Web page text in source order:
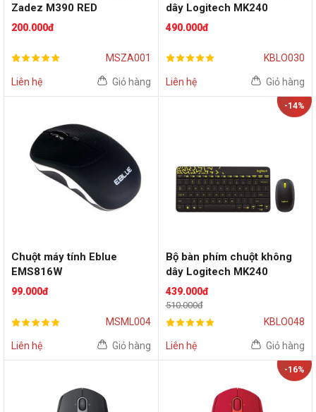
Zadez M390 RED
200.000đ
MSZA001
Liên hệ Giỏ hàng
dây Logitech MK240
Wireless (Đen- xanh)
490.000đ
KBLO030
Liên hệ Giỏ hàng
Chuột máy tính Eblue
EMS816W
99.000đ
MSML004
Liên hệ Giỏ hàng
-14%
Bộ bàn phím chuột không
dây Logitech MK240
Wireless
439.000đ
510.000đ
KBLO048
Liên hệ Giỏ hàng
-16%